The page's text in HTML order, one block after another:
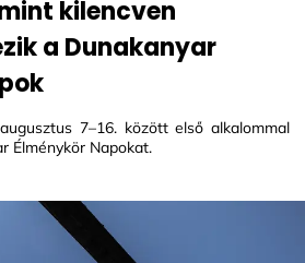
kilencven
a Dunakanyar
7–16. között első alkalommal
Élménykör Napokat.